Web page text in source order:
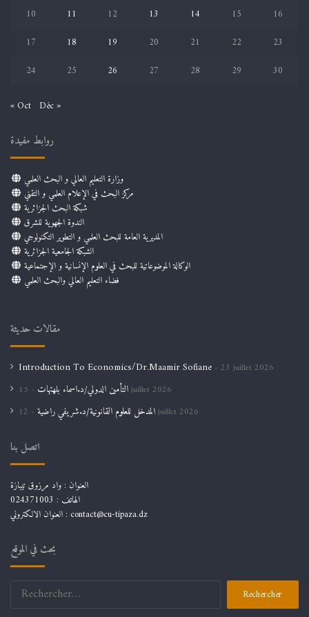
10
11 12 13 14 15
16
17
18 19 20 21 22
23
24
25 26 27 28 29 30
« Oct Déc »
روابط مفيدة
وزارة التعليم العالي و البحث العلمي
مركز البحث في الإعلام العلمي و التقني
شبكة البحث الجزائرية
الندوة الجهوية للشرق
المديرية العامة للبحث العلمي و التطوير التكنولوجي
الشبكة الجامعية الجزائرية
الوكالة الموضوعاتية للبحث في العلوم الإنسانية و الإجتماعية
فضاء التعليم العالي والبحث العلمي
مقالات حديثة
Introduction To Economics/Dr.Maamir Sofiane 23 juillet 2026
التأمين الدولي/د.اسماء بلهتهات15 juillet 2026
المدخل للعلوم القانونية/د.شريفي راضية12 juillet 2026
اتصل بنا
العنوان : واد مرزوق تيبازة
الهاتف : 024371003
العنوان الالكتروني : contact@cu-tipaza.dz
بحث في الموقع
Rechercher :